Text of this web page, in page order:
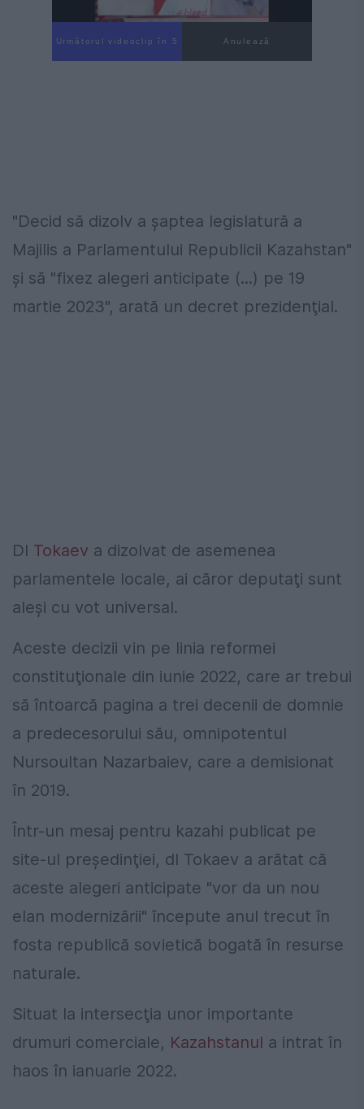
Următorul videoclip în 4 Anulează
"Decid să dizolv a şaptea legislatură a
Majilis a Parlamentului Republicii Kazahstan"
şi să "fixez alegeri anticipate (...) pe 19
martie 2023", arată un decret prezidenţial.
Dl Tokaev a dizolvat de asemenea
parlamentele locale, ai căror deputaţi sunt
aleşi cu vot universal.
Aceste decizii vin pe linia reformei
constituţionale din iunie 2022, care ar trebui
să întoarcă pagina a trei decenii de domnie
a predecesorului său, omnipotentul
Nursoultan Nazarbaiev, care a demisionat
în 2019.
Într-un mesaj pentru kazahi publicat pe
site-ul preşedinţiei, dl Tokaev a arătat că
aceste alegeri anticipate "vor da un nou
elan modernizării" începute anul trecut în
fosta republică sovietică bogată în resurse
naturale.
Situat la intersecţia unor importante
drumuri comerciale, Kazahstanul a intrat în
haos în ianuarie 2022.